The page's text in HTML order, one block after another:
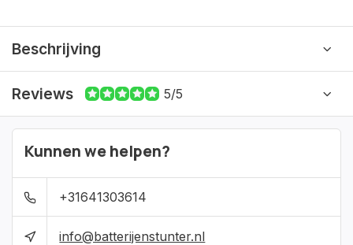
Beschrijving
Reviews 5/5
Kunnen we helpen?
+31641303614
info@batterijenstunter.nl